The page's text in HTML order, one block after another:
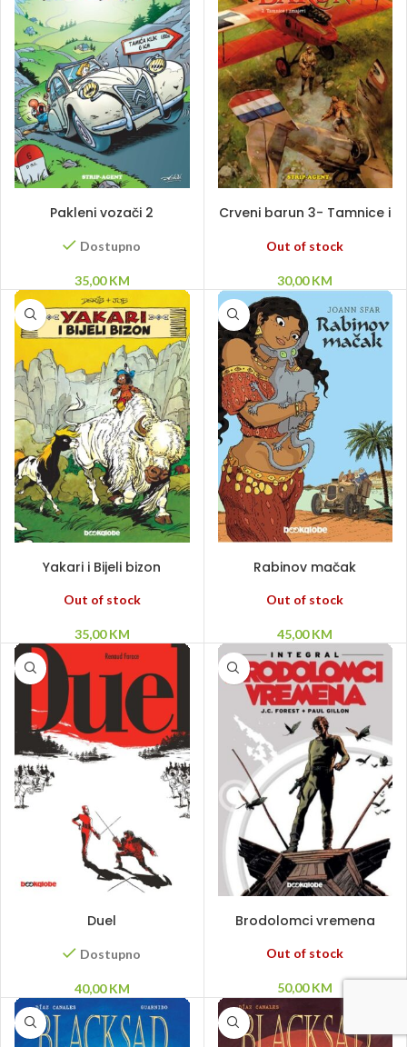
Pakleni vozači 2
Dostupno
35,00KM
Crveni barun 3- Tamnice i
Out of stock
30,00KM
Yakari i Bijeli bizon
Out of stock
35,00KM
Rabinov mačak
Out of stock
45,00KM
Duel
Dostupno
40,00KM
Brodolomci vremena
Out of stock
50,00KM